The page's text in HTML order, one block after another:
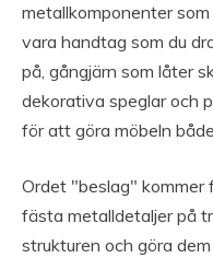
metallkomponenter
vara handtag som du
på, gångjärn som låter
dekorativa speglar och
för att göra möbeln
Ordet "beslag" kommer
fästa metalldetaljer på
strukturen och göra